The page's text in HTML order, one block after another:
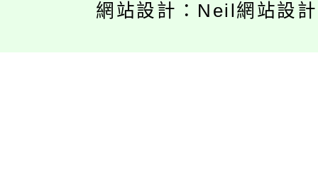
網站設計：Neil網站設